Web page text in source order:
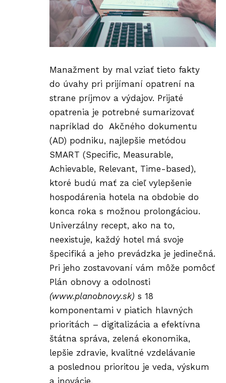
Manažment by mal vziať tieto fakty
do úvahy pri prijímaní opatrení na
strane príjmov a výdajov. Prijaté
opatrenia je potrebné sumarizovať
napríklad do Akčného dokumentu
(AD) podniku, najlepšie metódou
SMART (Specific, Measurable,
Achievable, Relevant, Time-based),
ktoré budú mať za cieľ vylepšenie
hospodárenia hotela na obdobie do
konca roka s možnou prolongáciou.
Univerzálny recept, ako na to,
neexistuje, každý hotel má svoje
špecifiká a jeho prevádzka je jedinečná.
Pri jeho zostavovaní vám môže pomôcť
Plán obnovy a odolnosti
(www.planobnovy.sk) s 18
komponentami v piatich hlavných
prioritách – digitalizácia a efektívna
štátna správa, zelená ekonomika,
lepšie zdravie, kvalitné vzdelávanie
a poslednou prioritou je veda, výskum